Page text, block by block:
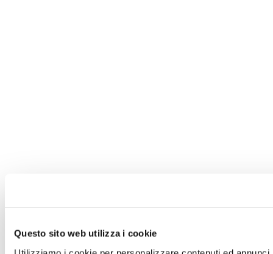
Questo sito web utilizza i cookie